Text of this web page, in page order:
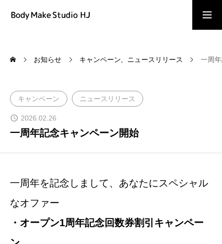
ご予約
キャンペーン情報
お知らせ キャンペーン ニュースリリース 一周
キャンペーン ニュースリリース
2026.02.26
一周年記念キャンペーン開始
一周年を記念しまして、あなたにスペシャル
なオファー
・オープン1周年記念回数券割引キャンペー